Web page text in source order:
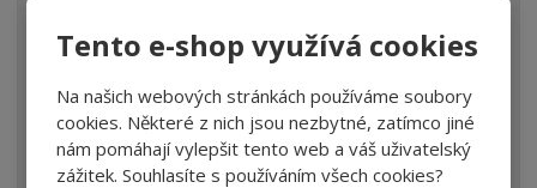
Tento e-shop využívá cookies
Na našich webových stránkách používáme soubory
cookies. Některé z nich jsou nezbytné, zatímco jiné
nám pomáhají vylepšit tento web a váš uživatelský
zážitek. Souhlasíte s používáním všech cookies?
Lupy
Dalekohledy
Mikroskopy